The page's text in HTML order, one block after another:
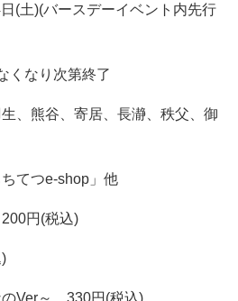
(土)(バースデーイベント内先行
くなり次第終了
、熊谷、寄居、長瀞、秩父、御
てつe-shop」他
円(税込)
のVer～ 330円(税込)